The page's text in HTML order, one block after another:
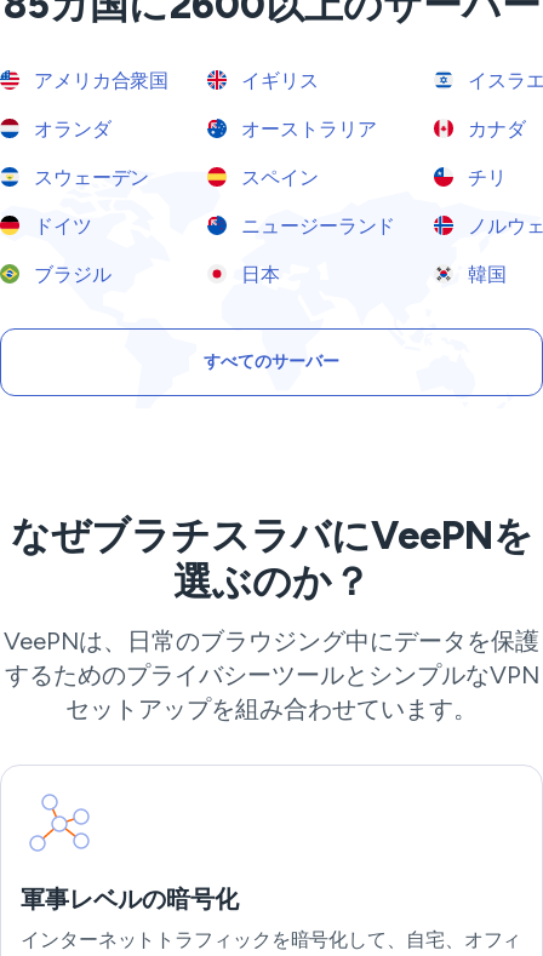
アメリカ合衆国 イギリス イスラ
オランダ オーストラリア カナダ
スウェーデン スペイン チリ
ドイツ ニュージーランド ノルウ
ブラジル 日本 韓国
すべてのサーバー
なぜブラチスラバにVeePNを
選ぶのか？
VeePNは、日常のブラウジング中にデータを保護
するためのプライバシーツールとシンプルなVPN
セットアップを組み合わせています。
軍事レベルの暗号化
インターネットトラフィックを暗号化して、自宅、オフィ